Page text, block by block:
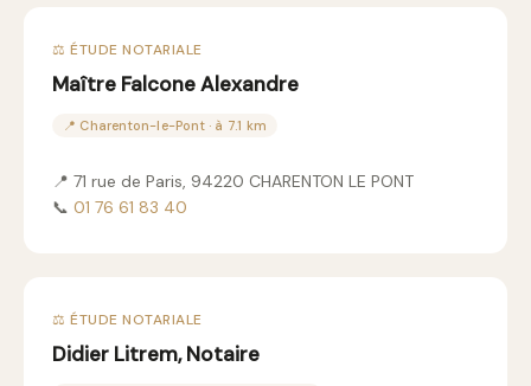
⚖️ ÉTUDE NOTARIALE
Maître Falcone Alexandre
📍 Charenton-le-Pont · à 7.1 km
📍 71 rue de Paris, 94220 CHARENTON LE PONT
📞 01 76 61 83 40
⚖️ ÉTUDE NOTARIALE
Didier Litrem, Notaire